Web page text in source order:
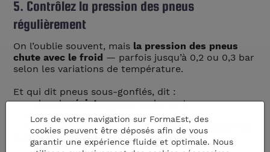
5. Contrôlez la pression des pneus
régulièrement
On l’oublie souvent, mais la pression des pneus
chute avec le froid — parfois jusqu’à 0,2 ou 0,3 bar
selon les variations de température.
Et qui dit pneus sous-gonflés, dit :
• plus derésistanceau roulement,
• une consommation accrue
• uneautonomie qui fondainsi un peu plus vite
que prévu.
Lors de votre navigation sur FormaEst, des
cookies peuvent être déposés afin de vous
garantir une expérience fluide et optimale. Nous